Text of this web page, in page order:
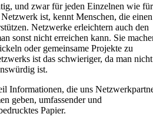
und zwar für jeden Einzelnen wie für
ist, kennt Menschen, die einen
Netzwerke erleichtern auch den
sonst nicht erreichen kann. Sie
oder gemeinsame Projekte zu
ist das schwieriger, da man nicht
ist.
Informationen, die uns
geben, umfassender und
Papier.